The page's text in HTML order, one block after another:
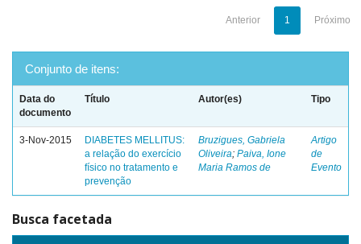
Anterior 1 Próximo
Conjunto de itens:
Data do
documento
Título Autor(es) Tipo
3-Nov-2015
DIABETES MELLITUS:
a relação do exercício
físico no tratamento e
prevenção
Bruzigues, Gabriela
Oliveira; Paiva, Ione
Maria Ramos de
Artigo
de
Evento
Busca facetada